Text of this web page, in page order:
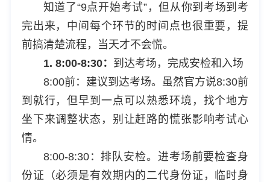
知道了“9点开始考试”，但从你到考场到考
完出来，中间每个环节的时间点也很重要，提
前搞清楚流程，当天才不会慌。
1. 8:00-8:30： 到达考场，完成安检和入场
8:00前：建议到达考场。虽然官方说8:30前
到就行，但早到一点可以熟悉环境，找个地方
坐下来调整状态，别让赶路的慌张影响考试心
情。
8:00-8:30：排队安检。进考场前要检查身
份证（必须是有效期内的二代身份证，临时身